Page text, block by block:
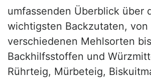
umfassenden Überblick über
wichtigsten Backzutaten, von
verschiedenen Mehlsorten
Backhilfsstoffen und
Rührteig, Mürbeteig,